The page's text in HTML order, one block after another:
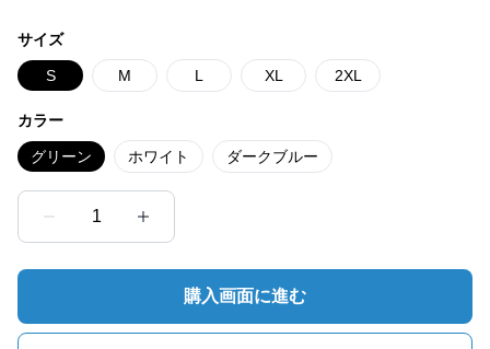
サイズ
S M L XL 2XL
カラー
グリーン ホワイト ダークブルー
1
購入画面に進む